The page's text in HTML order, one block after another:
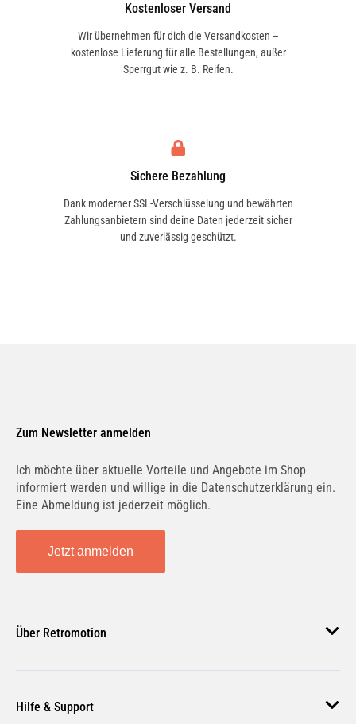
Kostenloser Versand
Wir übernehmen für dich die Versandkosten –
kostenlose Lieferung für alle Bestellungen, außer
Sperrgut wie z. B. Reifen.
Sichere Bezahlung
Dank moderner SSL-Verschlüsselung und bewährten
Zahlungsanbietern sind deine Daten jederzeit sicher
und zuverlässig geschützt.
Zum Newsletter anmelden
Ich möchte über aktuelle Vorteile und Angebote im Shop
informiert werden und willige in die Datenschutzerklärung ein.
Eine Abmeldung ist jederzeit möglich.
Jetzt anmelden
Über Retromotion
Unsere Jobs
Hilfe & Support